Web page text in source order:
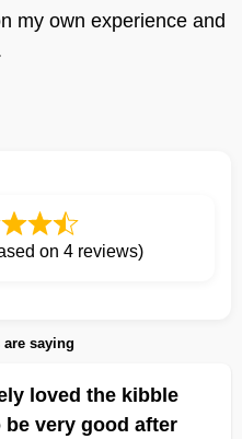
my own experience and
on 4 reviews)
are saying
loved the kibble
very good after